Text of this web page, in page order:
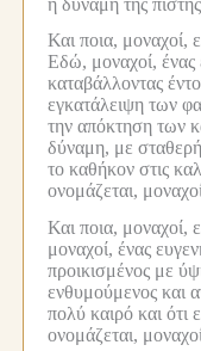
Και ποια, μοναχοί,
Εδώ, μοναχοί, ένας
καταβάλλοντας
εγκατάλειψη των
την απόκτηση των
δύναμη, με σταθερή
το καθήκον στις
ονομάζεται,
Και ποια, μοναχοί,
μοναχοί, ένας
προικισμένος με
ενθυμούμενος και
πολύ καιρό και ότι
ονομάζεται,